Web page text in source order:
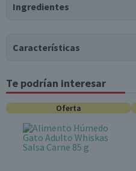
Ingredientes
Suero, Bicarbonato de
Esencia de carne, Aceite
Características
Tipo de Producto
Snacks para Perros
Tipo de Mascota
Perros
Etapa Mascota
Te podrían interesar
Oferta